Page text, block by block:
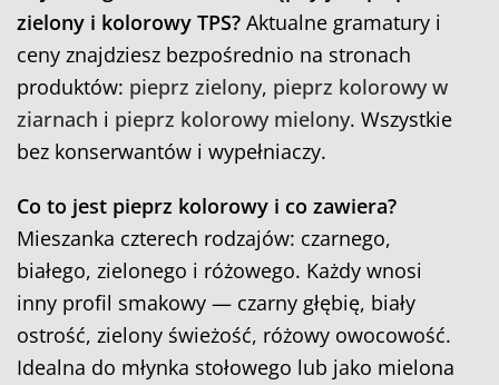
zielony i kolorowy TPS? Aktualne gramatury i
ceny znajdziesz bezpośrednio na stronach
produktów: pieprz zielony, pieprz kolorowy w
ziarnach i pieprz kolorowy mielony. Wszystkie
bez konserwantów i wypełniaczy.
Co to jest pieprz kolorowy i co zawiera?
Mieszanka czterech rodzajów: czarnego,
białego, zielonego i różowego. Każdy wnosi
inny profil smakowy — czarny głębię, biały
ostrość, zielony świeżość, różowy owocowość.
Idealna do młynka stołowego lub jako mielona